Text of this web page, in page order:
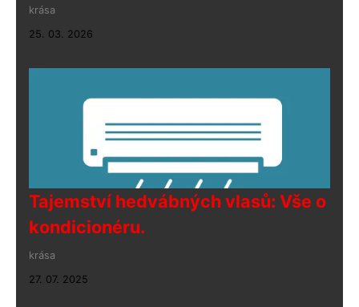
krása
25. 03. 2026
Tajemství hedvábných vlasů: Vše o
kondicionéru.
krása
27. 07. 2025